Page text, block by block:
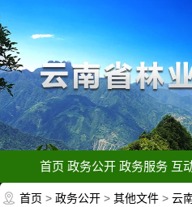
首页 政务公开 政务服务 互
首页 >政务公开 >其他文件 >云